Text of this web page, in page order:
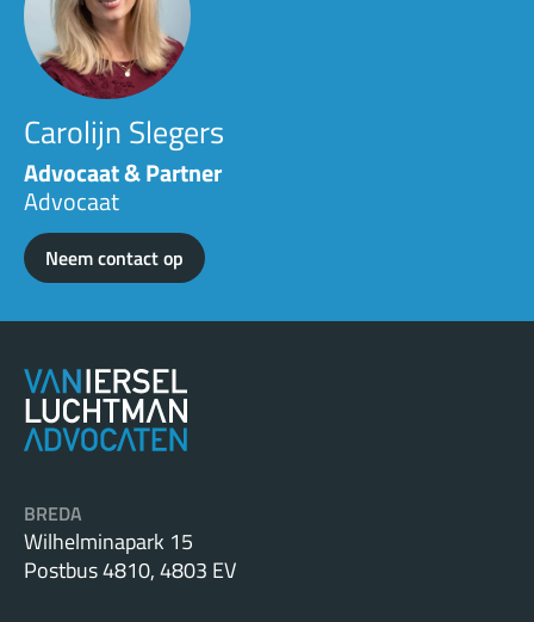
Carolijn Slegers
Advocaat & Partner
Advocaat
Neem contact op
BREDA
Wilhelminapark 15
Postbus 4810, 4803 EV